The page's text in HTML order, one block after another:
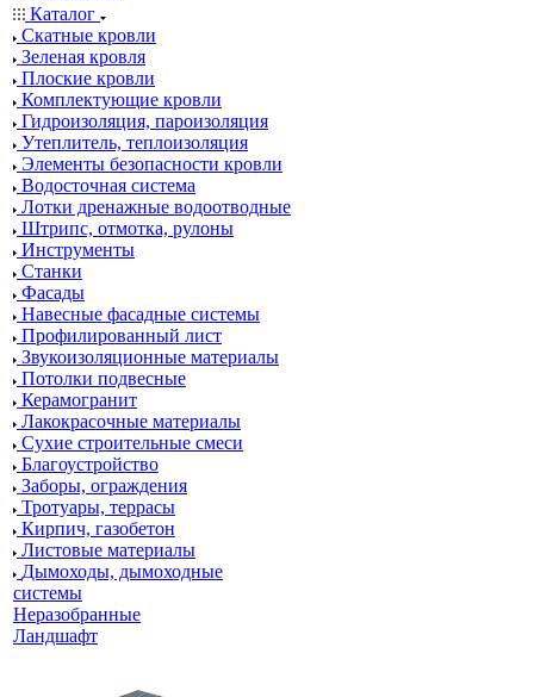
Каталог
Скатные кровли
Зеленая кровля
Плоские кровли
Комплектующие кровли
Гидроизоляция, пароизоляция
Утеплитель, теплоизоляция
Элементы безопасности кровли
Водосточная система
Лотки дренажные водоотводные
Штрипс, отмотка, рулоны
Инструменты
Станки
Фасады
Навесные фасадные системы
Профилированный лист
Звукоизоляционные материалы
Потолки подвесные
Керамогранит
Лакокрасочные материалы
Сухие строительные смеси
Благоустройство
Заборы, ограждения
Тротуары, террасы
Кирпич, газобетон
Листовые материалы
Дымоходы, дымоходные
системы
Неразобранные
Ландшафт